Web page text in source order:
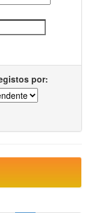
por: